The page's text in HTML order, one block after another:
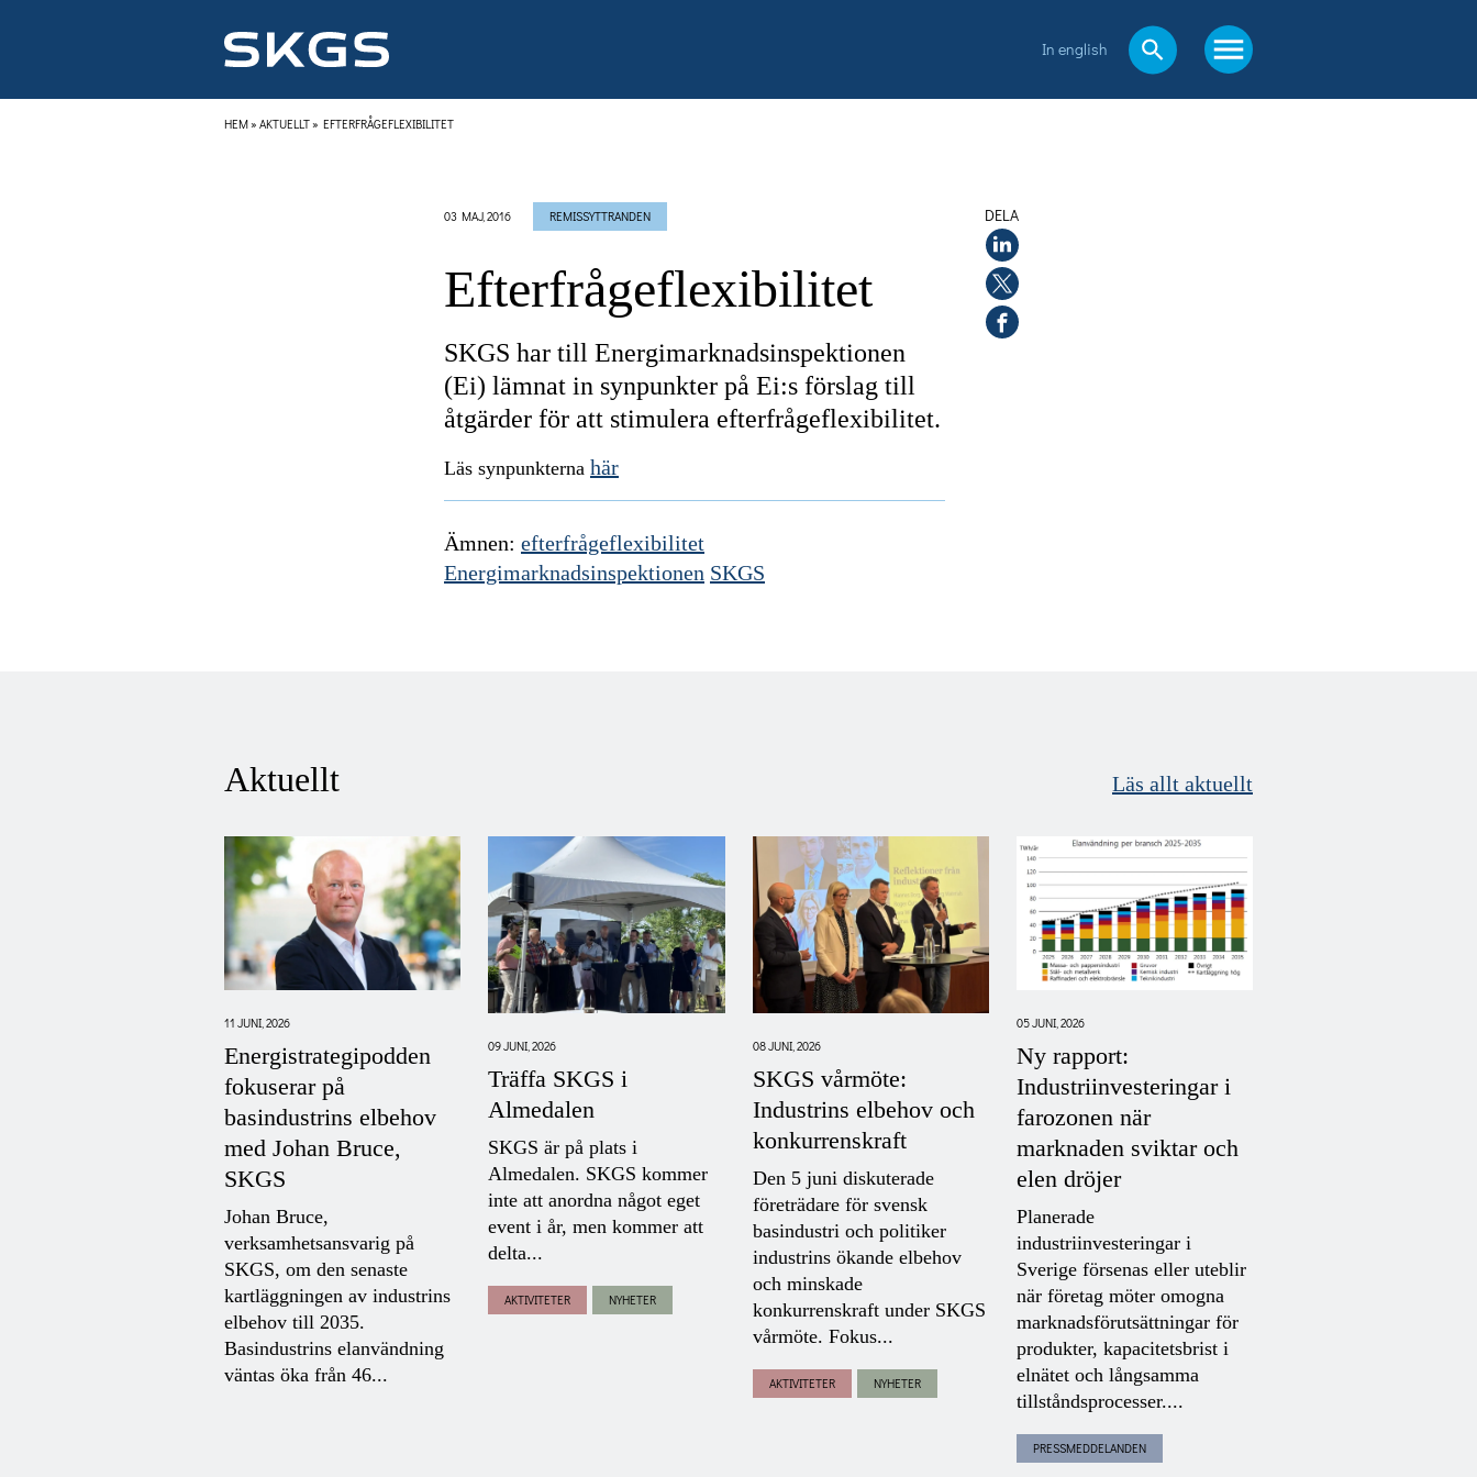
In english
HEM» AKTUELLT» EFTERFRÅGEFLEXIBILITET
03 MAJ, 2016 REMISSYTTRANDEN
Efterfrågeflexibilitet
SKGS har till Energimarknadsinspektionen
(Ei) lämnat in synpunkter på Ei:s förslag till
åtgärder för att stimulera efterfrågeflexibilitet.
Läs synpunkterna här
Ämnen: efterfrågeflexibilitet
Energimarknadsinspektionen SKGS
DELA
Aktuellt Läs allt aktuellt
11 JUNI, 2026
Energistrategipodden
fokuserar på
basindustrins elbehov
med Johan Bruce,
SKGS
Johan Bruce,
verksamhetsansvarig på
SKGS, om den senaste
kartläggningen av industrins
elbehov till 2035.
Basindustrins elanvändning
väntas öka från 46...
09 JUNI, 2026
Träffa SKGS i
Almedalen
SKGS är på plats i
Almedalen. SKGS kommer
inte att anordna något eget
event i år, men kommer att
delta...
AKTIVITETER NYHETER
08 JUNI, 2026
SKGS vårmöte:
Industrins elbehov och
konkurrenskraft
Den 5 juni diskuterade
företrädare för svensk
basindustri och politiker
industrins ökande elbehov
och minskade
konkurrenskraft under SKGS
vårmöte. Fokus...
AKTIVITETER NYHETER
05 JUNI, 2026
Ny rapport:
Industriinvesteringar i
farozonen när
marknaden sviktar och
elen dröjer
Planerade
industriinvesteringar i
Sverige försenas eller uteblir
när företag möter omogna
marknadsförutsättningar för
produkter, kapacitetsbrist i
elnätet och långsamma
tillståndsprocesser....
PRESSMEDDELANDEN